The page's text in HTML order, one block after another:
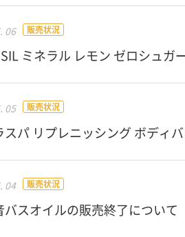
06 販売状況
ミネラル レモン ゼロシュガ
05 販売状況
スパ リプレニッシング ボディ
04 販売状況
バスオイルの販売終了について